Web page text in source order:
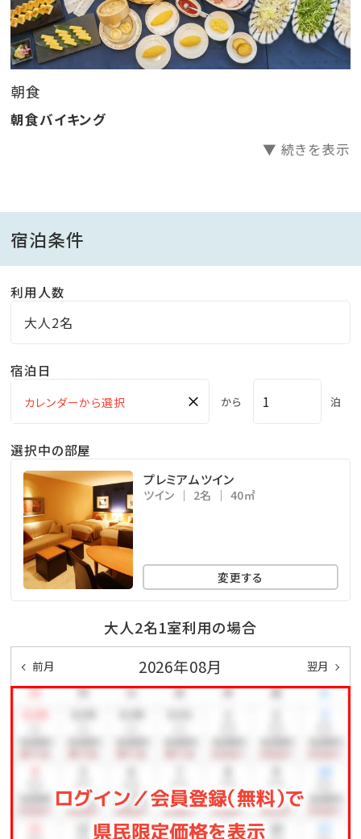
※夏季及び冬季は優待料金でご利用いただけます。
13歳以上／500円 12歳以下／300円 （1回あたり）
*チェックイン前・アウト後もご利用いただけます。
*毎週水曜日は大浴場15時から、プール13時からの営
*おむつの取れていないお子様の室内プールご利用は
■冬季ご利用時のご案内■
・朝7時より仮のお手続きを承ります。（お部屋へのご案
内は15時からです。）
チェックインまでの間、お荷物お預かり用ロッカーを
・学生団体等の利用がある日程がございます。
朝食
朝食バイキング
▼ 続きを表示
宿泊条件
利用人数
大人2名
宿泊日
× から 泊
選択中の部屋
プレミアムツイン
ツイン 2名 40㎡
変更する
大人2名1室利用の場合
前月 2026年08月 翌月